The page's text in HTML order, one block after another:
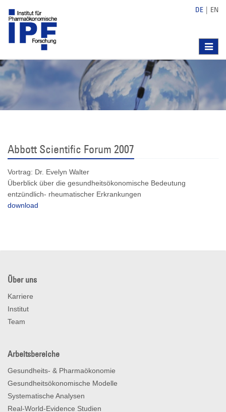
DE | EN
Toggle
Abbott Scientific Forum 2007
Vortrag: Dr. Evelyn Walter
Überblick über die gesundheitsökonomische Bedeutung
entzündlich- rheumatischer Erkrankungen
download
Über uns
Karriere
Institut
Team
Arbeitsbereiche
Gesundheits- & Pharmaökonomie
Gesundheitsökonomische Modelle
Systematische Analysen
Real-World-Evidence Studien